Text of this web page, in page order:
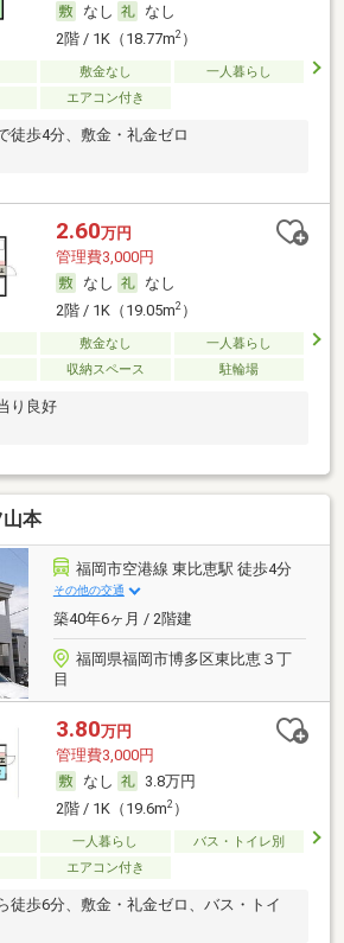
なし
なし
2階 / 1K（18.77m2）
敷金なし
一人暮らし
エアコン付き
徒歩4分、敷金・礼金ゼロ
2.60万円
管理費3,000円
なし
なし
2階 / 1K（19.05m2）
敷金なし
一人暮らし
収納スペース 駐輪場
り良好
本
福岡市空港線 東比恵駅 徒歩4分
その他の交通
築40年6ヶ月 / 2階建
福岡県福岡市博多区東比恵３丁
目
3.80万円
管理費3,000円
なし
3.8万円
2階 / 1K（19.6m2）
一人暮らし
バス・トイレ別
エアコン付き
徒歩6分、敷金・礼金ゼロ、バス・トイ